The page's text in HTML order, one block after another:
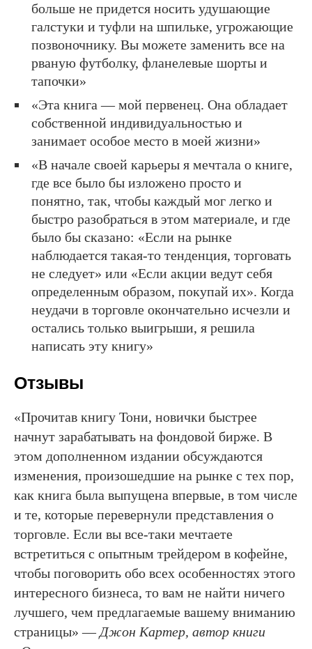
больше не придется носить удушающие
галстуки и туфли на шпильке, угрожающие
позвоночнику. Вы можете заменить все на
рваную футболку, фланелевые шорты и
тапочки»
«Эта книга — мой первенец. Она обладает
собственной индивидуальностью и
занимает особое место в моей жизни»
«В начале своей карьеры я мечтала о книге,
где все было бы изложено просто и
понятно, так, чтобы каждый мог легко и
быстро разобраться в этом материале, и где
было бы сказано: «Если на рынке
наблюдается такая-то тенденция, торговать
не следует» или «Если акции ведут себя
определенным образом, покупай их». Когда
неудачи в торговле окончательно исчезли и
остались только выигрыши, я решила
написать эту книгу»
Отзывы
«Прочитав книгу Тони, новички быстрее
начнут зарабатывать на фондовой бирже. В
этом дополненном издании обсуждаются
изменения, произошедшие на рынке с тех пор,
как книга была выпущена впервые, в том числе
и те, которые перевернули представления о
торговле. Если вы все-таки мечтаете
встретиться с опытным трейдером в кофейне,
чтобы поговорить обо всех особенностях этого
интересного бизнеса, то вам не найти ничего
лучшего, чем предлагаемые вашему вниманию
страницы» —Джон Картер, автор книги